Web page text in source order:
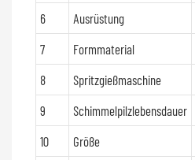
6
Ausrüstung
7
Formmaterial
8
Spritzgießmaschine
9
Schimmelpilzlebensdauer
10
Größe